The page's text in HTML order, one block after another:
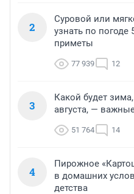
2
Суровой или
узнать по
приметы
77 939 12
3
Какой будет
августа, —
51 764 14
4
Пирожное
в домашних
детства